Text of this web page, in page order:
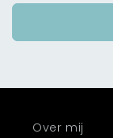
Over mij